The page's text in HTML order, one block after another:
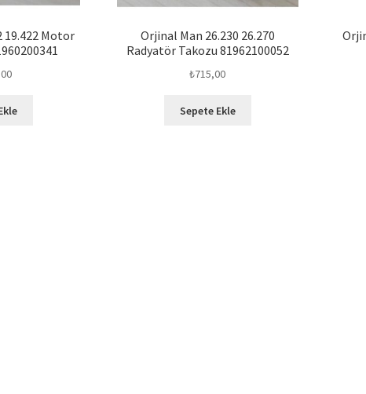
19.422 Motor
Orjinal Man 26.230 26.270
Radyatör Takozu 81962100052
₺715,00
Sepete Ekle